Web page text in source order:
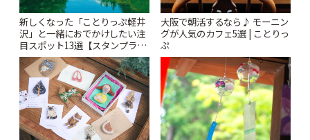
新しくなった「ことりっぷ軽井
沢」と一緒におでかけしたい注
目スポット13選【スタンプラリ
ー開催中】 | ことりっぷ
大阪で朝活するなら♪ モーニン
グが人気のカフェ5選 | ことりっ
ぷ